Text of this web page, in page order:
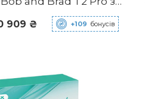
ємністю 4000
об/хв, глибокий
пістолет для
909 ₴ +109 бонусів